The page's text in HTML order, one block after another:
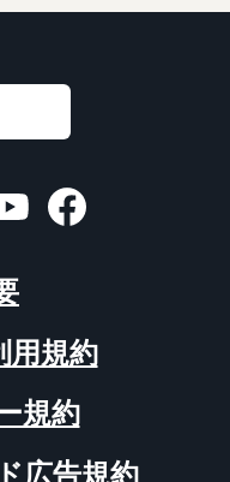
用規約
規約
広告規約